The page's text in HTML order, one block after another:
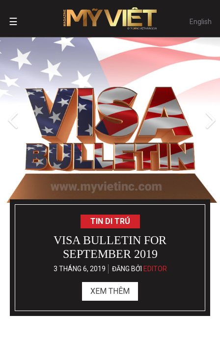
☰ English
TIN DI TRÚ
VÀO MỸ BẰNG HỘ CHIẾU
NƯỚC THỨ BA – CHƯƠNG
TRÌNH ĐẦU TƯ TẠI ĐẤT NƯỚC
XINH ĐẸP VANUATU
4 THÁNG 4, 2019 ĐĂNG BỞI EDITOR
XEM THÊM